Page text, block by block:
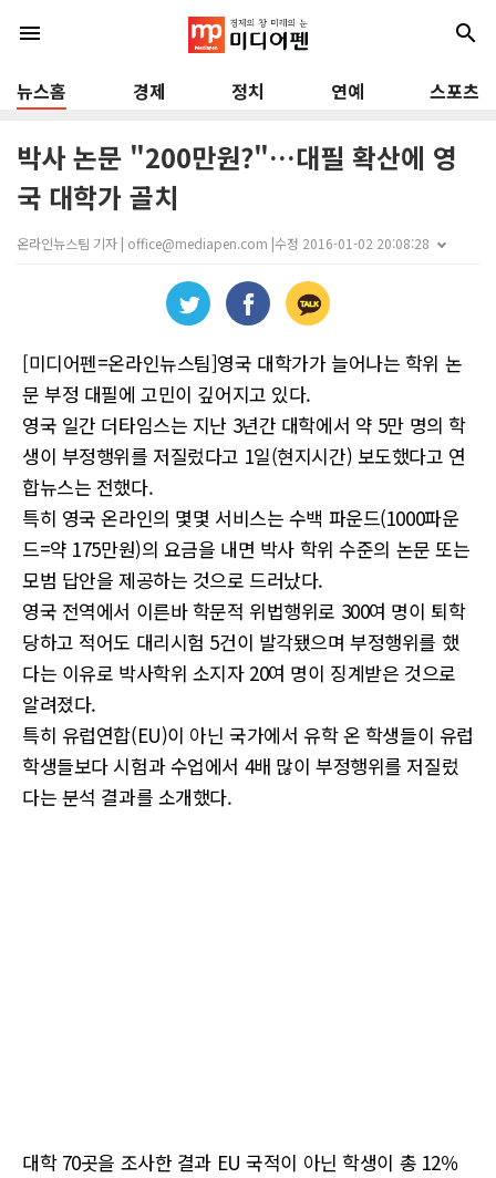
menu search
뉴스홈 경제 정치 연예 스포츠
박사 논문 "200만원?"…대필 확산에 영
국 대학가 골치
온라인뉴스팀 기자 | office@mediapen.com |수정 2016-01-02 20:08:28
[미디어펜=온라인뉴스팀]영국 대학가가 늘어나는 학위 논
문 부정 대필에 고민이 깊어지고 있다.
영국 일간 더타임스는 지난 3년간 대학에서 약 5만 명의 학
생이 부정행위를 저질렀다고 1일(현지시간) 보도했다고 연
합뉴스는 전했다.
특히 영국 온라인의 몇몇 서비스는 수백 파운드(1000파운
드=약 175만원)의 요금을 내면 박사 학위 수준의 논문 또는
모범 답안을 제공하는 것으로 드러났다.
영국 전역에서 이른바 학문적 위법행위로 300여 명이 퇴학
당하고 적어도 대리시험 5건이 발각됐으며 부정행위를 했
다는 이유로 박사학위 소지자 20여 명이 징계받은 것으로
알려졌다.
특히 유럽연합(EU)이 아닌 국가에서 유학 온 학생들이 유럽
학생들보다 시험과 수업에서 4배 많이 부정행위를 저질렀
다는 분석 결과를 소개했다.
대학 70곳을 조사한 결과 EU 국적이 아닌 학생이 총 12％